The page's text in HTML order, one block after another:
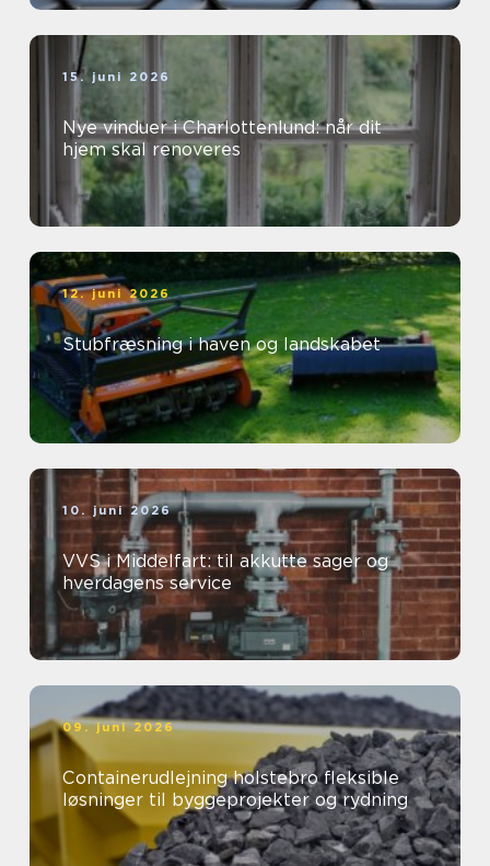
15. juni 2026
Nye vinduer i Charlottenlund: når dit
hjem skal renoveres
12. juni 2026
Stubfræsning i haven og landskabet
10. juni 2026
VVS i Middelfart: til akkutte sager og
hverdagens service
09. juni 2026
Containerudlejning holstebro fleksible
løsninger til byggeprojekter og rydning